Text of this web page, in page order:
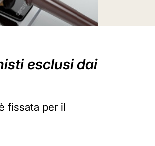
esclusi dai
fissata per il